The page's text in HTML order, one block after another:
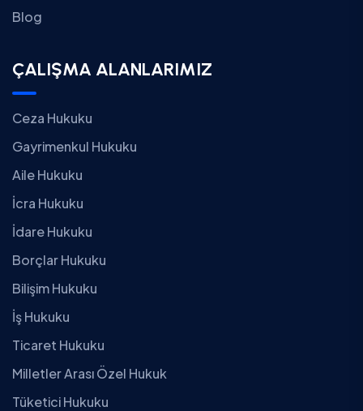
Blog
ÇALIŞMA ALANLARIMIZ
Ceza Hukuku
Gayrimenkul Hukuku
Aile Hukuku
İcra Hukuku
İdare Hukuku
Borçlar Hukuku
Bilişim Hukuku
İş Hukuku
Ticaret Hukuku
Milletler Arası Özel Hukuk
Tüketici Hukuku